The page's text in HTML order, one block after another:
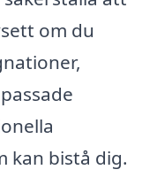
om du
kan bistå dig.